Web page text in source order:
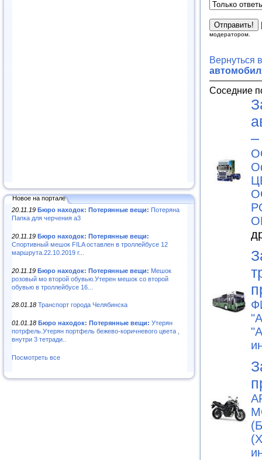
Новое на портале
20.11.19 Бюро находок: Потерянные вещи: Потеряна
Папка для черчения а3
20.11.19 Бюро находок: Потерянные вещи:
Спортивный мешок FILA оставлен в троллейбусе 12
маршрута.22.10.2019 г...
20.11.19 Бюро находок: Потерянные вещи: Мешок
розовый мо второй обувью.Утерен мешок со второй
обувью в троллейбусе 16...
28.01.18 Транспорт города Челябинска
01.01.18 Бюро находок: Потерянные вещи: Утерян
потрфель.Утерян портфель бежево-коричневого цвета ,
внутри 3 тетради..
Посмотреть все
модератором.
Вернуться
Соседние
–